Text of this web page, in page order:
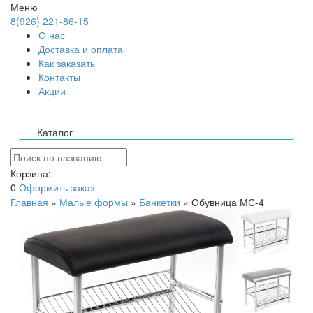
Меню
8(926) 221-86-15
О нас
Доставка и оплата
Как заказать
Контакты
Акции
Каталог
Корзина:
0 Оформить заказ
Главная » Малые формы » Банкетки » Обувница МС-4